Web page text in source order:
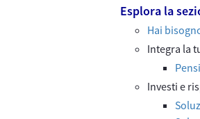
Esplora la
Hai
Integra la
Investi e